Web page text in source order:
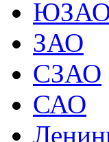
ЗАО
СЗАО
САО